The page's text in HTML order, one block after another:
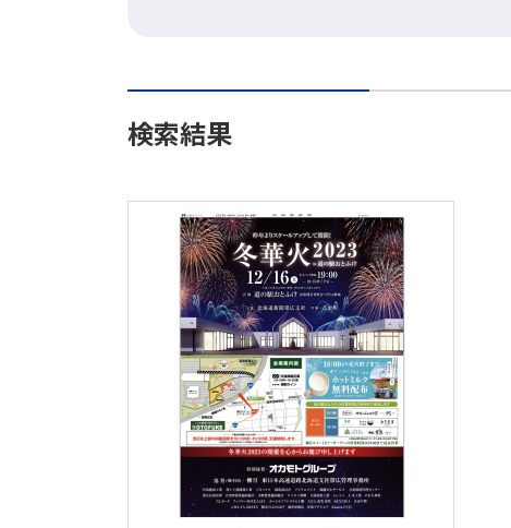
検索結果
素材・エネルギー
機械、電機・事務機器
住宅・建材・建設・不動産
食品・飲料
運輸・観光
金融・保険
官公庁・団体
その他
商品・サービス紹介
企業ブランディング
イベント・セミナー
季節もの
地域活性化 新聞